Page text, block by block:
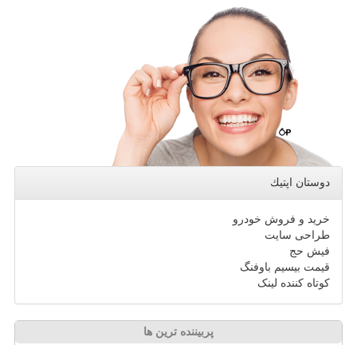
دوستان اپتیك
خرید و فروش خودرو
طراحی سایت
فیش حج
قیمت بیسیم باوفنگ
کوتاه کننده لینک
پربیننده ترین ها